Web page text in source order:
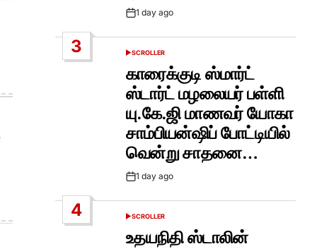
Post1 day ago
3
POSTED
SCROLLER
காரைக்குடி ஸ்மார்ட்
ஸ்டார்ட் மழலையர் பள்ளி
யு.கே.ஜி மாணவர் யோகா
சாம்பியன்ஷிப் போட்டியில்
வென்று சாதனை…
Post1 day ago
4
POSTED
SCROLLER
உதயநிதி ஸ்டாலின்